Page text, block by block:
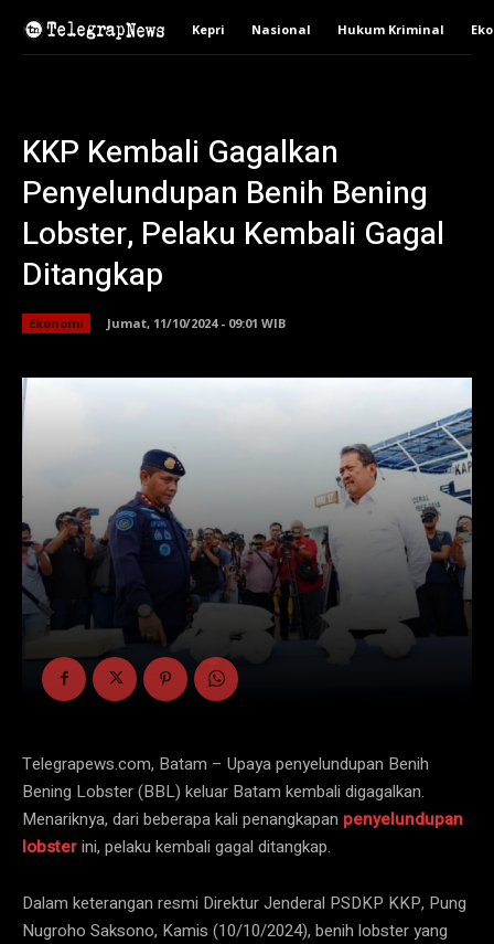
Kepri Nasional Hukum Kriminal
KKP Kembali Gagalkan
Penyelundupan Benih Bening
Lobster, Pelaku Kembali Gagal
Ditangkap
Ekonomi Jumat, 11/10/2024 - 09:01 WIB
Telegrapews.com, Batam – Upaya penyelundupan Benih
Bening Lobster (BBL) keluar Batam kembali digagalkan.
Menariknya, dari beberapa kali penangkapan penyelundupan
lobsterini, pelaku kembali gagal ditangkap.
Dalam keterangan resmi Direktur Jenderal PSDKP KKP, Pung
Nugroho Saksono, Kamis (10/10/2024), benih lobster yang